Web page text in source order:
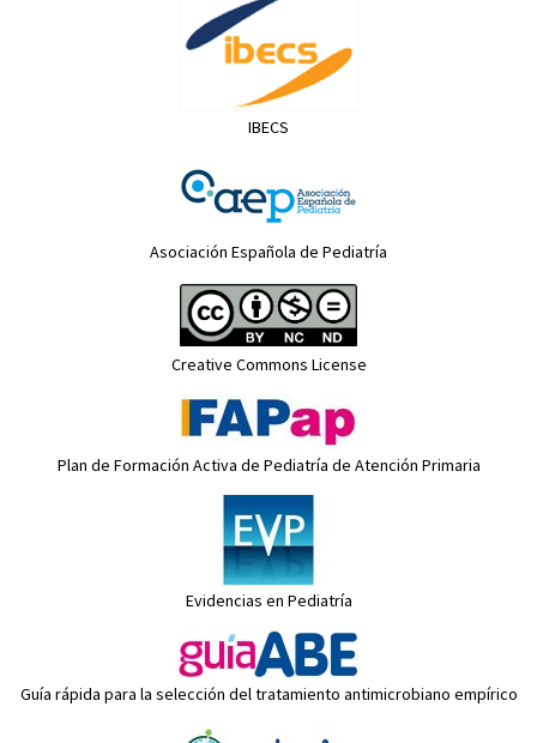
IBECS
Asociación Española de Pediatría
Creative Commons License
Plan de Formación Activa de Pediatría de Atención Primaria
Evidencias en Pediatría
Guía rápida para la selección del tratamiento antimicrobiano empírico